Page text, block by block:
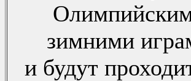
зимними
и будут